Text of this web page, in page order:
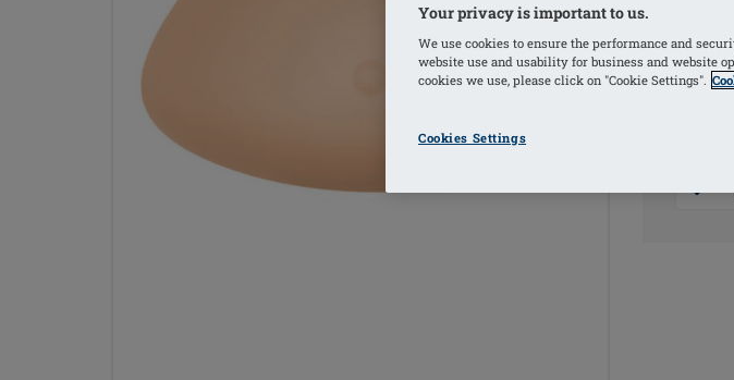
FARVER
Your privacy is important to us.
We use cookies to ensure the performance and
website use and usability for business and website
cookies we use, please click on "Cookie Settings".
Cookies Settings